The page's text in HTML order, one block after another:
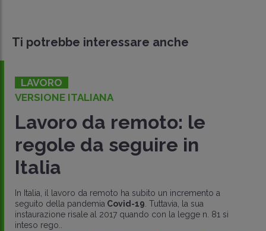
Ti potrebbe interessare anche
LAVORO
VERSIONE ITALIANA
Lavoro da remoto: le
regole da seguire in
Italia
In Italia, il lavoro da remoto ha subito un incremento a
seguito della pandemia Covid-19. Tuttavia, la sua
instaurazione risale al 2017 quando con la legge n. 81 si
inteso rego..